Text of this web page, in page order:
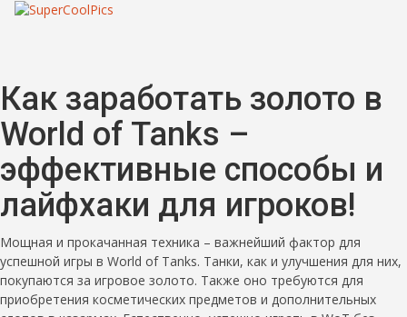
Как заработать золото в
World of Tanks –
эффективные способы и
лайфхаки для игроков!
Мощная и прокачанная техника – важнейший фактор для
успешной игры в World of Tanks. Танки, как и улучшения для них,
покупаются за игровое золото. Также оно требуются для
приобретения косметических предметов и дополнительных